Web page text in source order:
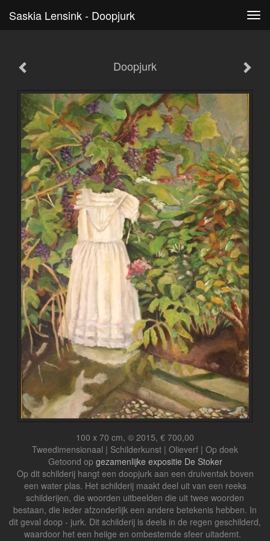
Saskia Lensink - Doopjurk
Doopjurk
100 x 70 cm, © 2015, € 700,00
Tweedimensionaal | Schilderkunst | Olieverf | Op doek
Getoond op gezamenlijke expositie De Stoker
Op dit schilderij hangt een doopjurk aan een druiventak boven
een water plas. Het schilderij maakt deel uit van een reeks
schilderijen, die woorden uitbeelden die uit twee woorden
bestaan, die ieder afzonderlijk een andere betekenis hebben. In
dit geval doop - jurk. Dit schilderij is deels in de regen geschilderd,
waardoor het een heiige en ombestemde sfeer uitademt.